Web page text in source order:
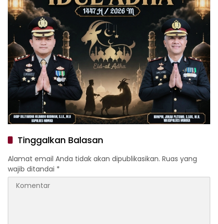
Tinggalkan Balasan
Alamat email Anda tidak akan dipublikasikan. Ruas yang
wajib ditandai *